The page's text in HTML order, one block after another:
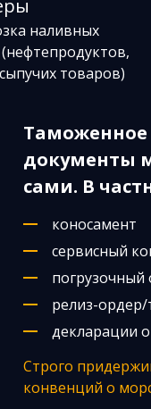
наливных
(нефтепродуктов,
товаров)
Таможенное
документы
сами. В
коносамент
сервисный
погрузочный
релиз-ордер/
декларации
Строго
конвенций о